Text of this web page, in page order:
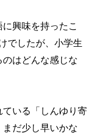
興味を持ったこ
でしたが、小学生
はどんな感じな
いる「しんゆり寄
だ少し早いかな